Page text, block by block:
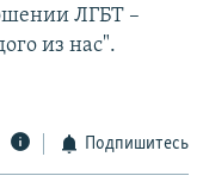
ЛГБТ –
из нас".
Подпишитесь